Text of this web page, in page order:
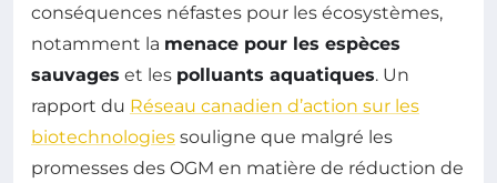
conséquences néfastes pour les écosystèmes,
notamment la menace pour les espèces
sauvages et les polluants aquatiques. Un
rapport du Réseau canadien d’action sur les
biotechnologies souligne que malgré les
promesses des OGM en matière de réduction de